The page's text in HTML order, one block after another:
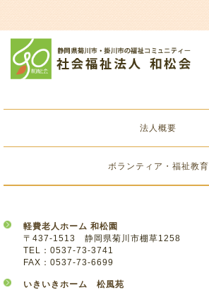
法人概要
ボランティア・福祉教育
軽費老人ホーム 和松園
〒437-1513 静岡県菊川市棚草1258
TEL：0537-73-3741
FAX：0537-73-6699
いきいきホーム 松風苑